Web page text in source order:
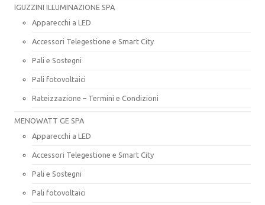
IGUZZINI ILLUMINAZIONE SPA
Apparecchi a LED
Accessori Telegestione e Smart City
Pali e Sostegni
Pali fotovoltaici
Rateizzazione – Termini e Condizioni
MENOWATT GE SPA
Apparecchi a LED
Accessori Telegestione e Smart City
Pali e Sostegni
Pali fotovoltaici